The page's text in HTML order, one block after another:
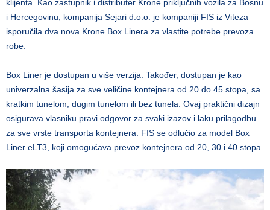
klijenta. Kao zastupnik i distributer Krone priključnih vozila za Bosnu
i Hercegovinu, kompanija Sejari d.o.o. je kompaniji FIS iz Viteza
isporučila dva nova Krone Box Linera za vlastite potrebe prevoza
robe.
Box Liner je dostupan u više verzija. Također, dostupan je kao
univerzalna šasija za sve veličine kontejnera od 20 do 45 stopa, sa
kratkim tunelom, dugim tunelom ili bez tunela. Ovaj praktični dizajn
osigurava vlasniku pravi odgovor za svaki izazov i laku prilagodbu
za sve vrste transporta kontejnera. FIS se odlučio za model Box
Liner eLT3, koji omogućava prevoz kontejnera od 20, 30 i 40 stopa.